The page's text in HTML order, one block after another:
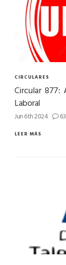
CIRCULARES
Circular 877:
Laboral
Jun 6th 2024
LEER MÁS